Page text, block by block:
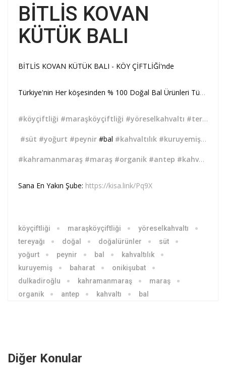
BİTLİS KOVAN
KÜTÜK BALI
BİTLİS KOVAN KÜTÜK BALI - KÖY ÇİFTLİĞİ'nde
Türkiye'nin Her köşesinden % 100 Doğal Bal Ürünleri Tüm Şubelerimizde.
#köyçiftliği #maraşköyçiftliği #yöreselkahvaltı #tereyağı
#süt #yoğurt #peynir #bal #kahvaltılık #kuruyemiş
#kahramanmaraş #maraş #organik #antep #kahvaltı
Sana En Yakın Şube: https://kisa.link/Pq9X
köyçiftliği maraşköyçiftliği
yöreselkahvaltı
tereyağı
doğal doğalürünler
süt
yoğurt
peynir bal
kahvaltılık
kuruyemiş
baharat
onikişubat
dulkadiroğlu
kahramanmaraş
maraş
organik
antep kahvaltı bal
Diğer Konular